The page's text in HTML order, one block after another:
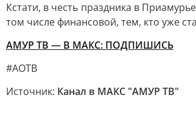
Кстати, в честь праздника в
том числе финансовой, тем, кто уже
АМУР ТВ — В МАКС: ПОДПИШИСЬ
#АОТВ
Источник: Канал в МАКС "АМУР ТВ"